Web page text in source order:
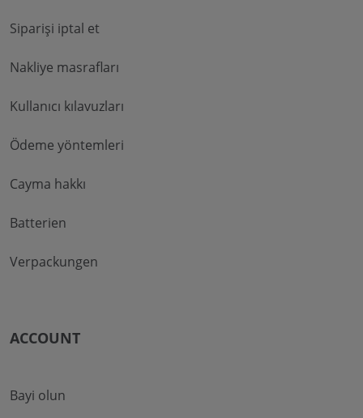
Siparişi iptal et
Nakliye masrafları
Kullanıcı kılavuzları
Ödeme yöntemleri
Cayma hakkı
Batterien
Verpackungen
ACCOUNT
Bayi olun